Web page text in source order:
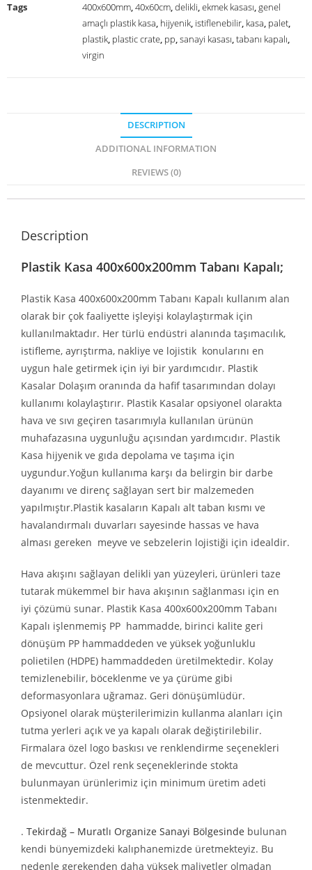
Tags 400x600mm,40x60cm,delikli,ekmek kasası,genel
amaçlı plastik kasa, hijyenik, istiflenebilir, kasa, palet,
plastik, plastic crate, pp,sanayi kasası,tabanı kapalı,
virgin
DESCRIPTION
ADDITIONAL INFORMATION
REVIEWS (0)
Description
Plastik Kasa 400x600x200mm Tabanı Kapalı;
Plastik Kasa 400x600x200mm Tabanı Kapalı kullanım alan
olarak bir çok faaliyette işleyişi kolaylaştırmak için
kullanılmaktadır. Her türlü endüstri alanında taşımacılık,
istifleme, ayrıştırma, nakliye ve lojistik konularını en
uygun hale getirmek için iyi bir yardımcıdır. Plastik
Kasalar Dolaşım oranında da hafif tasarımından dolayı
kullanımı kolaylaştırır. Plastik Kasalar opsiyonel olarakta
hava ve sıvı geçiren tasarımıyla kullanılan ürünün
muhafazasına uygunluğu açısından yardımcıdır. Plastik
Kasa hijyenik ve gıda depolama ve taşıma için
uygundur.Yoğun kullanıma karşı da belirgin bir darbe
dayanımı ve direnç sağlayan sert bir malzemeden
yapılmıştır.Plastik kasaların Kapalı alt taban kısmı ve
havalandırmalı duvarları sayesinde hassas ve hava
alması gereken meyve ve sebzelerin lojistiği için idealdir.
Hava akışını sağlayan delikli yan yüzeyleri, ürünleri taze
tutarak mükemmel bir hava akışının sağlanması için en
iyi çözümü sunar. Plastik Kasa 400x600x200mm Tabanı
Kapalı işlenmemiş PP hammadde, birinci kalite geri
dönüşüm PP hammaddeden ve yüksek yoğunluklu
polietilen (HDPE) hammaddeden üretilmektedir. Kolay
temizlenebilir, böceklenme ve ya çürüme gibi
deformasyonlara uğramaz. Geri dönüşümlüdür.
Opsiyonel olarak müşterilerimizin kullanma alanları için
tutma yerleri açık ve ya kapalı olarak değiştirilebilir.
Firmalara özel logo baskısı ve renklendirme seçenekleri
de mevcuttur. Özel renk seçeneklerinde stokta
bulunmayan ürünlerimiz için minimum üretim adeti
istenmektedir.
. Tekirdağ – Muratlı Organize Sanayi Bölgesinde bulunan
kendi bünyemizdeki kalıphanemizde üretmekteyiz. Bu
nedenle gerekenden daha yüksek maliyetler olmadan